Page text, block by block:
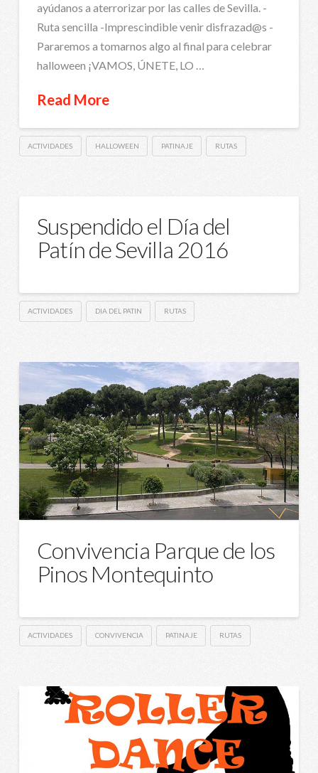
ayúdanos a aterrorizar por las calles de Sevilla. -
Ruta sencilla -Imprescindible venir disfrazad@s -
Pararemos a tomarnos algo al final para celebrar
halloween ¡VAMOS, ÚNETE, LO …
Read More
ACTIVIDADES HALLOWEEN PATINAJE RUTAS
Suspendido el Día del
Patín de Sevilla 2016
ACTIVIDADES DIA DEL PATIN RUTAS
Convivencia Parque de los
Pinos Montequinto
ACTIVIDADES CONVIVENCIA PATINAJE RUTAS